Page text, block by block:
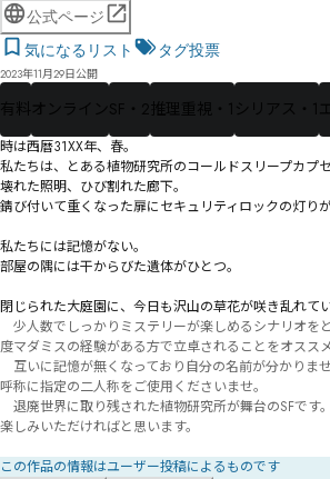
公式ページ
気になるリスト
タグ投票
2023年11月29日公開
有料 オンライン SF・2 推理重視・1 シリアス・1
時は西暦31XX年、春。
私たちは、とある植物研究所のコールドスリープカプ
壊れた照明、ひび割れた廊下。
錆び付いて重くなった扉にセキュリティロックの灯りが
私たちには記憶がない。
部屋の隅には干からびた遺体がひとつ。
閉じられた大庭園に、今日も沢山の草花が咲き乱れてい
少人数でしっかりミステリーが楽しめるシナリオを
度マダミスの経験がある方で立卓されることをオススメ
互いに記憶が無くなっており自分の名前が分かりま
呼称に指定の二人称をご使用くださいませ。
退廃世界に取り残された植物研究所が舞台のSFです
楽しみいただければと思います。
この作品の情報はユーザー投稿によるものです